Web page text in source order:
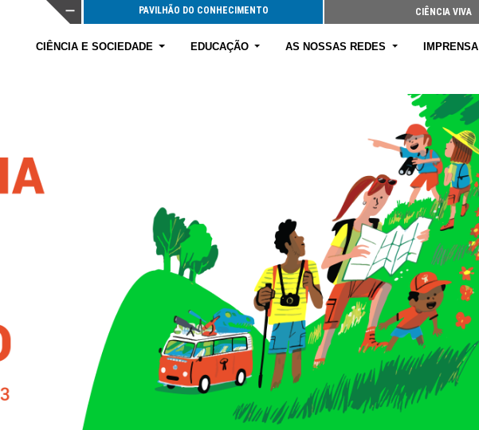
PAVILHÃO DO CONHECIMENTO CIÊNCIA VIVA
CIÊNCIA E SOCIEDADE EDUCAÇÃO AS NOSSAS REDES IMPRENSA